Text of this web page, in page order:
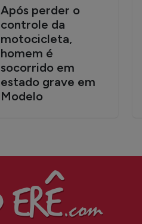
Após perder o
controle da
motocicleta,
homem é
socorrido em
estado grave em
Modelo